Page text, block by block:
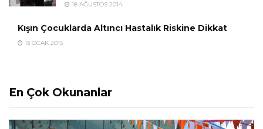
18 AĞUSTOS 2014
Kışın Çocuklarda Altıncı Hastalık Riskine Dikkat
13 OCAK 2015
En Çok Okunanlar